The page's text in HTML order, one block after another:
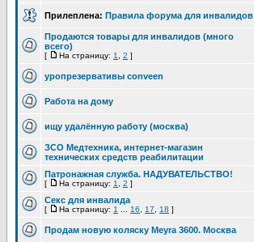
Прилеплена: Правила форума для инвалидов
Продаются товары для инвалидов (много
всего)
[ На страницу: 1 2 ]
уропрезервативы conveen
Работа на дому
ищу удалённую работу (москва)
ЗСО Медтехника, интернет-магазин
технических средств реабилитации
Патронажная служба. НАДУВАТЕЛЬСТВО!
[ На страницу: 1 2 ]
Секс для инвалида
[ На страницу: 1 16 17 18 ]
Продам новую коляску Meyra 3600. Москва